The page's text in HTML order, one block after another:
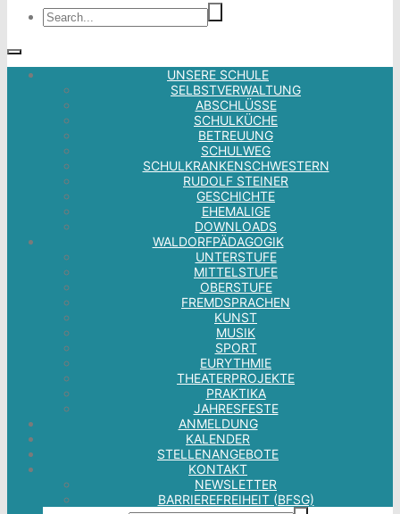
UNSERE SCHULE
SELBSTVERWALTUNG
ABSCHLÜSSE
SCHULKÜCHE
BETREUUNG
SCHULWEG
SCHULKRANKENSCHWESTERN
RUDOLF STEINER
GESCHICHTE
EHEMALIGE
DOWNLOADS
WALDORFPÄDAGOGIK
UNTERSTUFE
MITTELSTUFE
OBERSTUFE
FREMDSPRACHEN
KUNST
MUSIK
SPORT
EURYTHMIE
THEATERPROJEKTE
PRAKTIKA
JAHRESFESTE
ANMELDUNG
KALENDER
STELLENANGEBOTE
KONTAKT
NEWSLETTER
BARRIEREFREIHEIT (BFSG)